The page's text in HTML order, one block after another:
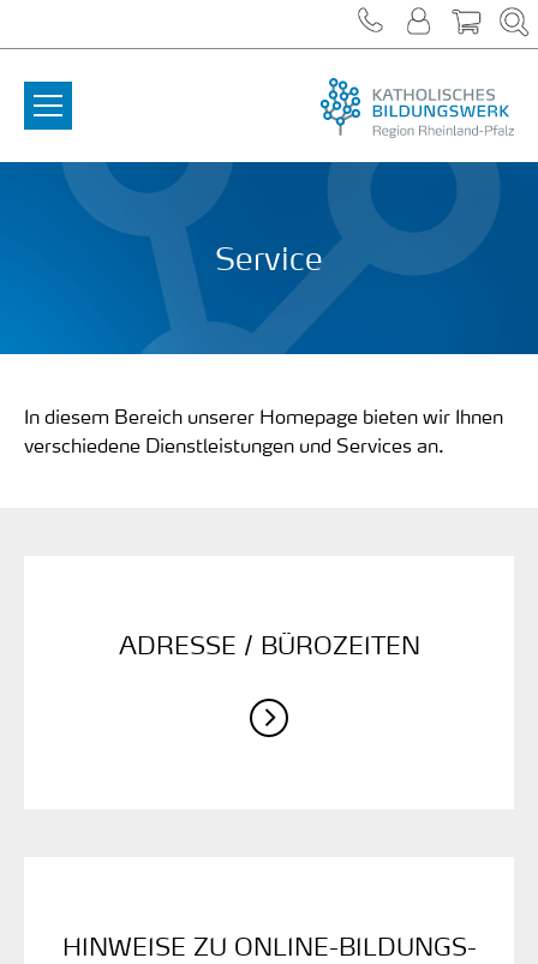
Service
In diesem Bereich unserer Homepage bieten wir Ihnen
verschiedene Dienstleistungen und Services an.
ADRESSE / ­BÜROZEITEN
HINWEISE ZU ONLINE-BILDUNGS­